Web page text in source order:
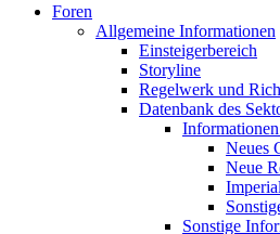
Foren
Allgemeine Informationen
Einsteigerbereich
Storyline
Regelwerk und
Datenbank des
Neues
Neue
Sonstige